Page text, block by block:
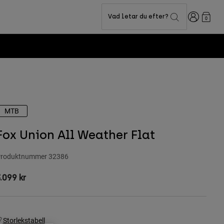
Vad letar du efter? Login0
MTB
Union All Weather Flat
32386
kr
Storlekstabell